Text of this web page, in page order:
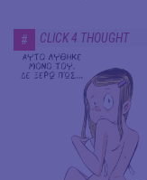
# CLICK 4 THOUGHT